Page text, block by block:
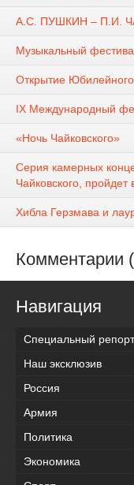
А.С. ПУШКИН – П.И.
Музыкальный
Открытие
IX Международный
«Ночь Чайковского»
Серия камерных
Чайковского,
Хибла Герзмава и
Комментарии
Навигация
Специальный
Наш эксклюзив
Россия
Армия
Политика
Экономика